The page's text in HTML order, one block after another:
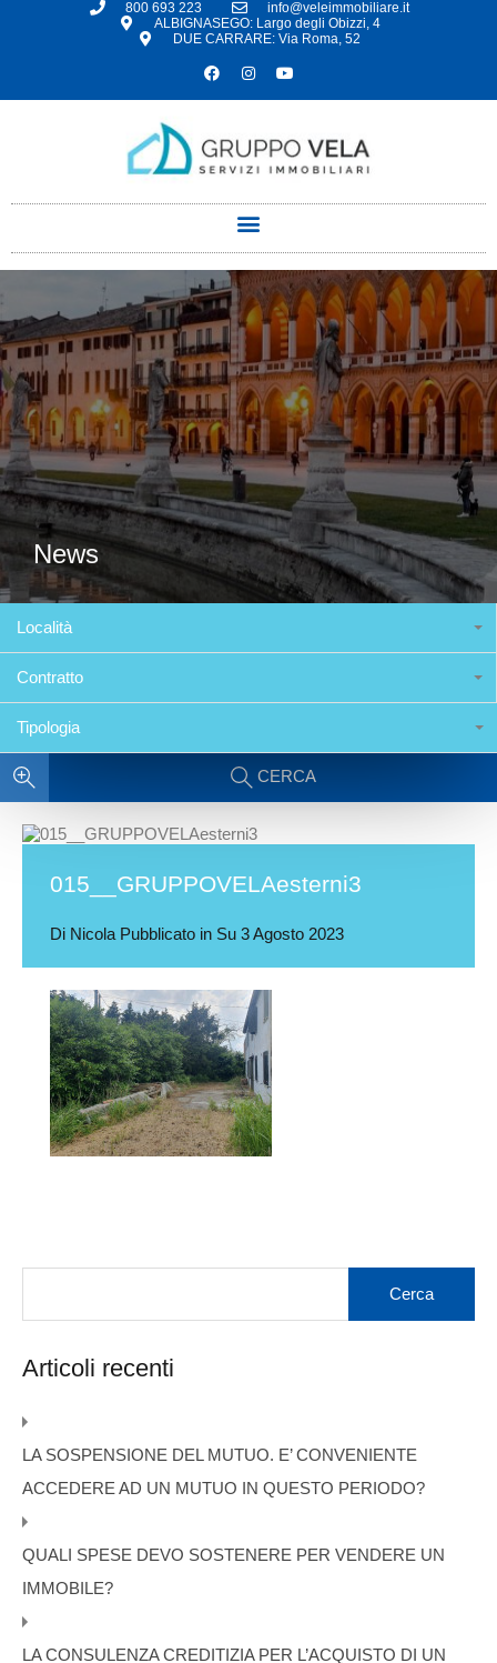
800 693 223
info@veleimmobiliare.it
ALBIGNASEGO: Largo degli Obizzi, 4
DUE CARRARE: Via Roma, 52
News
Località
Contratto
Tipologia
CERCA
015__GRUPPOVELAesterni3
Di Nicola Pubblicato in Su 3 Agosto 2023
Articoli recenti
LA SOSPENSIONE DEL MUTUO. E’ CONVENIENTE
ACCEDERE AD UN MUTUO IN QUESTO PERIODO?
QUALI SPESE DEVO SOSTENERE PER VENDERE UN
IMMOBILE?
LA CONSULENZA CREDITIZIA PER L’ACQUISTO DI UN